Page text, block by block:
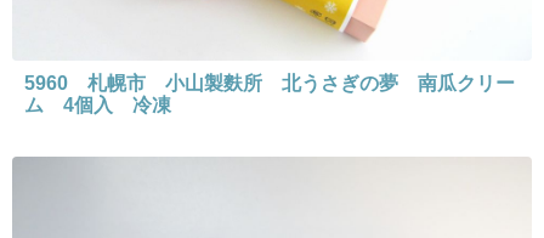
5960 札幌市 小山製麩所 北うさぎの夢 南瓜クリー
ム 4個入 冷凍